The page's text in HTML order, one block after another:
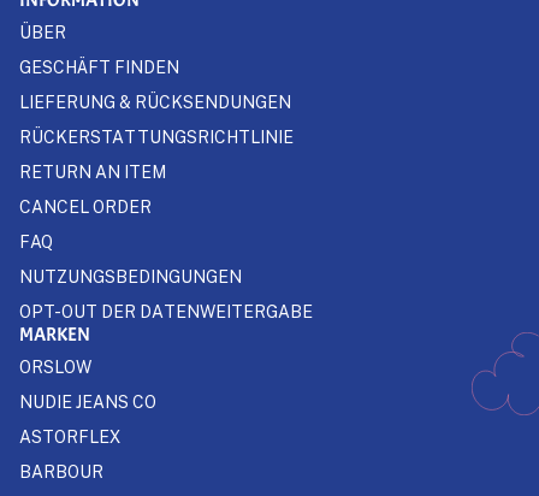
ÜBER
GESCHÄFT FINDEN
LIEFERUNG & RÜCKSENDUNGEN
RÜCKERSTATTUNGSRICHTLINIE
RETURN AN ITEM
CANCEL ORDER
FAQ
NUTZUNGSBEDINGUNGEN
OPT-OUT DER DATENWEITERGABE
MARKEN
ORSLOW
NUDIE JEANS CO
ASTORFLEX
BARBOUR